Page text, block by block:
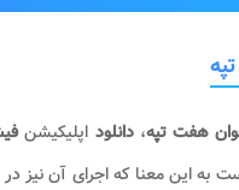
هفت تپه،دانلود اپلیکیشن
به این معنا که اجرای آن